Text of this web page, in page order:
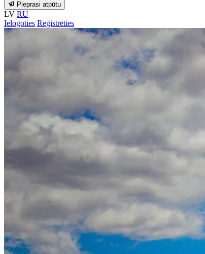
Pieprasi atpūtu
LV RU
Ielogoties Reģistrēties